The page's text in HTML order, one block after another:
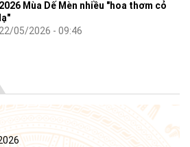
2026 Mùa Dế Mèn nhiều "hoa thơm cỏ
lạ"
22/05/2026 - 09:46